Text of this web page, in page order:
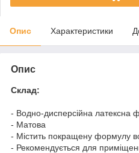
Опис Характеристики
Опис
Склад:
- Водно-дисперсійна латексна
- Матова
- Містить покращену формулу
- Рекомендується для